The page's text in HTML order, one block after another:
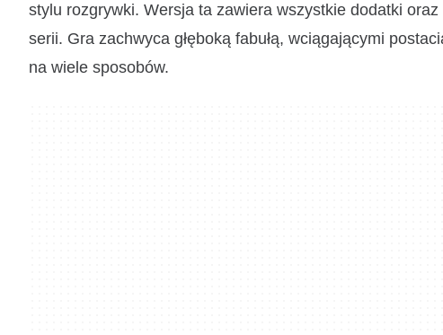
stylu rozgrywki. Wersja ta zawiera wszystkie dodatki
serii. Gra zachwyca głęboką fabułą, wciągającymi
na wiele sposobów.